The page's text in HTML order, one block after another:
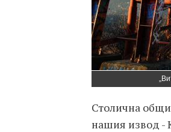
Столична
нашия извод -